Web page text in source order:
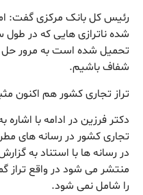
رئیس کل بانک مرکزی گفت:
شده ناترازی هایی که در
تحمیل شده است به مرور حل
شفاف باشیم.
تراز تجاری کشور هم اکنون مثبت ۱۱ میلیارد
دکتر فرزین در ادامه با
تجاری کشور در رسانه های
در رسانه ها با استناد به
منتشر می شود در واقع
را شامل نمی شود.